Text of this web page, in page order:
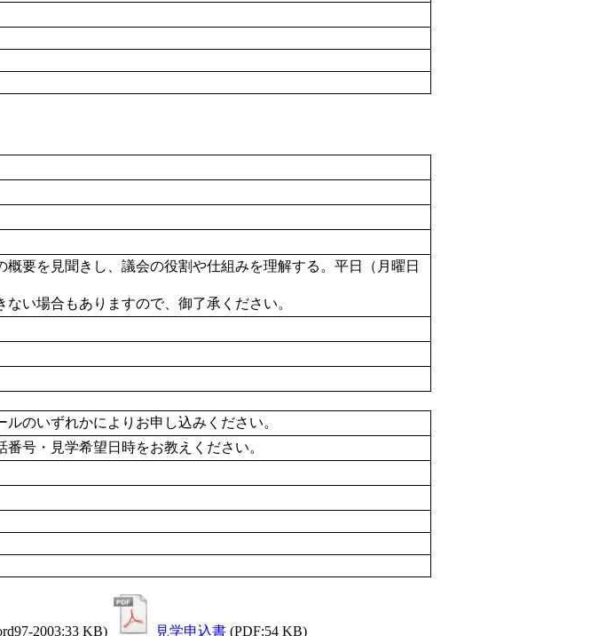
要を見聞きし、議会の役割や仕組みを理解する。平日（月曜日
い場合もありますので、御了承ください。
のいずれかによりお申し込みください。
号・見学希望日時をお教えください。
2003:33 KB) 見学申込書 (PDF:54 KB)